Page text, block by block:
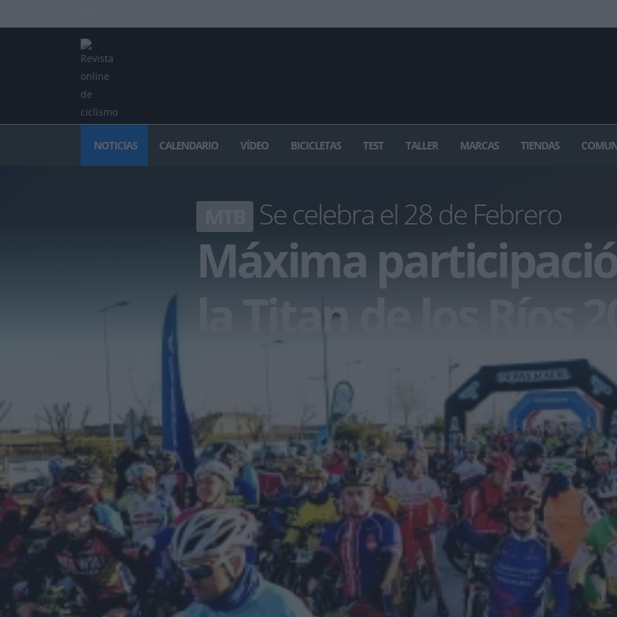
NOTICIAS CALENDARIO VÍDEO BICICLETAS TEST TALLER MARCAS TIENDAS
Se celebra el 28 de Febrero
Máxima
la Titan de los Ríos